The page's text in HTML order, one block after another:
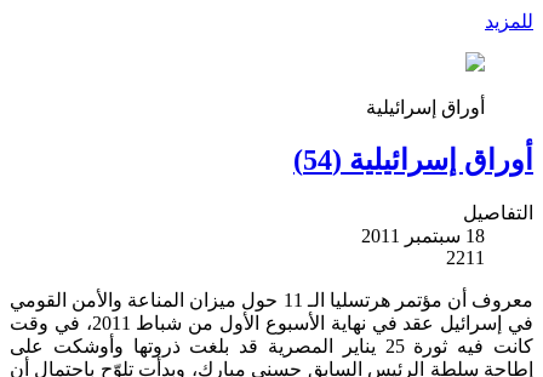
للمزيد
أوراق إسرائيلية
أوراق إسرائيلية (54)
التفاصيل
18 سبتمبر 2011
2211
معروف أن مؤتمر هرتسليا الـ 11 حول ميزان المناعة والأمن القومي
في إسرائيل عقد في نهاية الأسبوع الأول من شباط 2011، في وقت
كانت فيه ثورة 25 يناير المصرية قد بلغت ذروتها وأوشكت على
إطاحة سلطة الرئيس السابق حسني مبارك، وبدأت تلوّح باحتمال أن